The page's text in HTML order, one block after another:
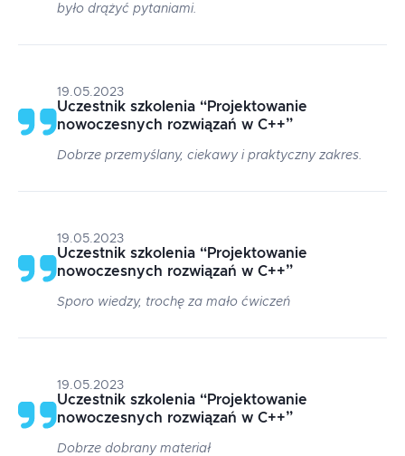
było drążyć pytaniami.
19.05.2023
Uczestnik szkolenia “Projektowanie
nowoczesnych rozwiązań w C++”
Dobrze przemyślany, ciekawy i praktyczny zakres.
19.05.2023
Uczestnik szkolenia “Projektowanie
nowoczesnych rozwiązań w C++”
Sporo wiedzy, trochę za mało ćwiczeń
19.05.2023
Uczestnik szkolenia “Projektowanie
nowoczesnych rozwiązań w C++”
Dobrze dobrany materiał